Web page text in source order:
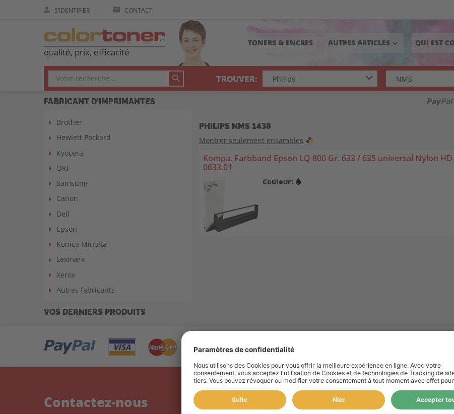
S’IDENTIFIER CONTACT
qualité, prix, efficacité
TONERS & ENCRES AUTRES ARTICLES keyboard_arrow_down QUI EST
TROUVER:
FABRICANT D’IMPRIMANTES
Brother
Hewlett Packard
Kyocera
OKI
Samsung
Canon
Dell
Epson
Konica Minolta
Lexmark
Xerox
Autres fabricants
VOS DERNIERS PRODUITS
PHILIPS NMS 1438
Montrer seulement ensambles
Kompa. Farbband Epson LQ 800 Gr. 633 / 635 universal Nylon
0633.01
Couleur:
Contactez-nous Mon compte Information